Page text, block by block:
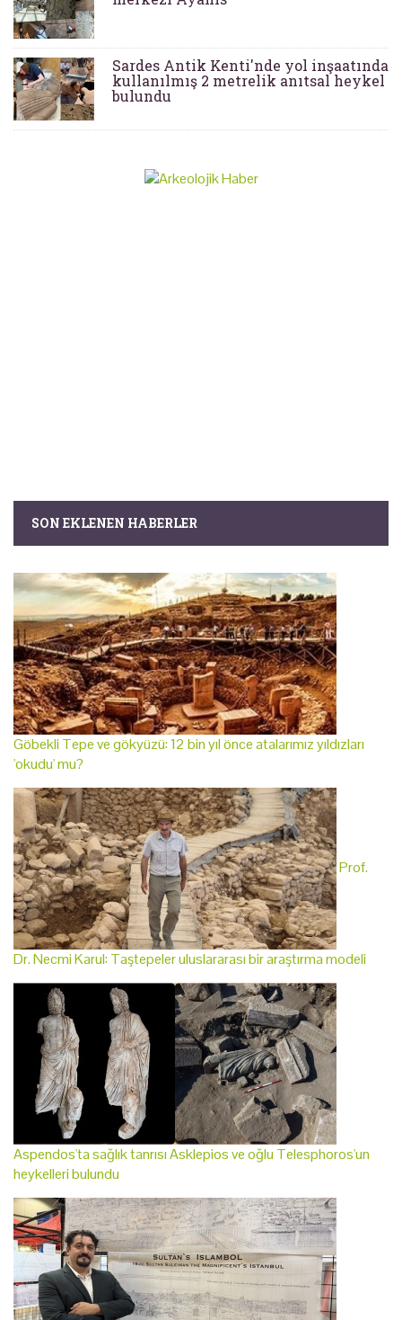
Sardes Antik Kenti'nde yol inşaatında
kullanılmış 2 metrelik anıtsal heykel
bulundu
SON EKLENEN HABERLER
Göbekli Tepe ve gökyüzü: 12 bin yıl önce atalarımız yıldızları
'okudu' mu?
Prof.
Dr. Necmi Karul: Taştepeler uluslararası bir araştırma modeli
Aspendos'ta sağlık tanrısı Asklepios ve oğlu Telesphoros'un
heykelleri bulundu